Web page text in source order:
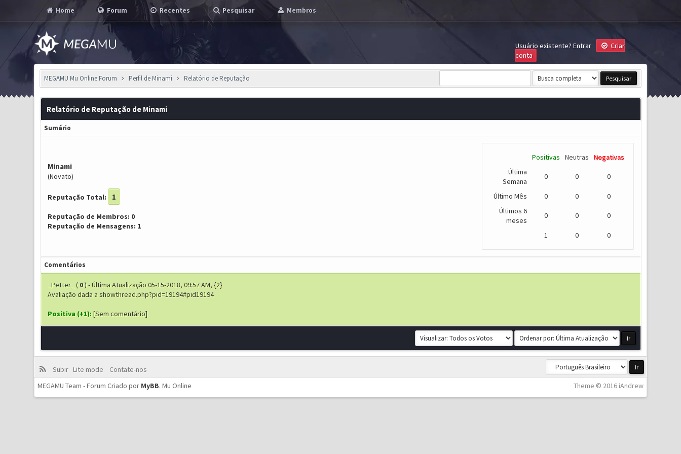
Home Forum Recentes Pesquisar Membros
Usuário existente? Entrar
Criar
conta
MEGAMU Mu Online Forum Perfil de Minami Relatório de Reputação
Relatório de Reputação de Minami
Sumário
Minami
(Novato)
Reputação Total: 1
Reputação de Membros: 0
Reputação de Mensagens: 1
Positivas Neutras
Negativas
Última
Semana
0 0 0
Último Mês 0 0
0
Últimos 6
meses
0 0 0
1 0 0
Comentários
_Petter_ ( 0) - Última Atualização 05-15-2018, 09:57 AM, {2}
Avaliação dada a showthread.php?pid=19194#pid19194
Positiva (+1): [Sem comentário]
Subir Lite mode
Contate-nos
Theme © 2016 iAndrew
MEGAMU Team - Forum Criado por MyBB.Mu Online